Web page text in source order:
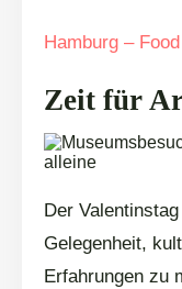
Hamburg –
Zeit für
Der
Gelegenheit,
Erfahrungen zu